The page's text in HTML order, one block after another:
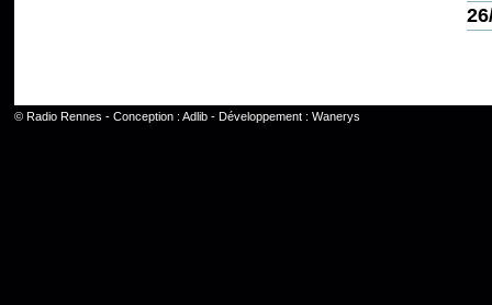
© Radio Rennes - Conception : Adlib- Développement : Wanerys